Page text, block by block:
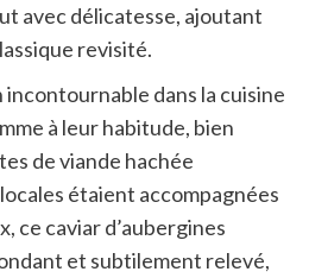
avec délicatesse, ajoutant
revisité.
dans la cuisine
à leur habitude, bien
de viande hachée
étaient accompagnées
ce caviar d’aubergines
et subtilement relevé,